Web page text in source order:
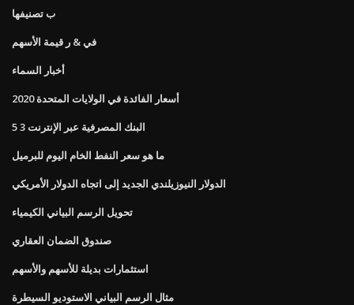
ب تصنيفها
في & ر قيمة الأسهم
أخبار السماء
أسعار الفائدة في الولايات المتحدة 2020
5 3 البنك المصرفية عبر الإنترنت
ما هو سعر النفط الخام اليوم للبرميل
الدولار النيوزيلندي الجديد إلى اتجاه الدولار الأمريكي
تحويل الرسم البياني الكيمياء
صندوق الضمان العقاري
استثمارات بديلة للأسهم والأسهم
مثال الرسم البياني الاستوديو السيطرة